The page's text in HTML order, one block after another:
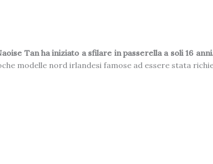
Tan ha iniziato a sfilare in passerella a soli 16
modelle nord irlandesi famose ad essere stata